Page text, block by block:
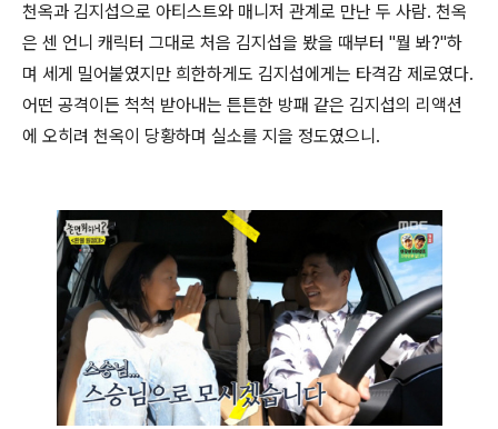
천옥과 김지섭으로 아티스트와 매니저 관계로 만난 두 사람. 천옥
은 센 언니 캐릭터 그대로 처음 김지섭을 봤을 때부터 "뭘 봐?"하
며 세게 밀어붙였지만 희한하게도 김지섭에게는 타격감 제로였다.
어떤 공격이든 척척 받아내는 튼튼한 방패 같은 김지섭의 리액션
에 오히려 천옥이 당황하며 실소를 지을 정도였으니.